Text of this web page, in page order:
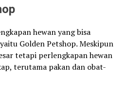
hewan yang bisa
Golden Petshop. Meskipun
tetapi perlengkapan hewan
terutama pakan dan obat-